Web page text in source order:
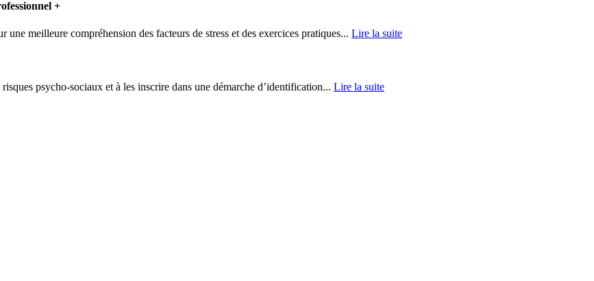
+
meilleure compréhension des facteurs de stress et des exercices pratiques... Lire la suite
psycho-sociaux et à les inscrire dans une démarche d’identification... Lire la suite